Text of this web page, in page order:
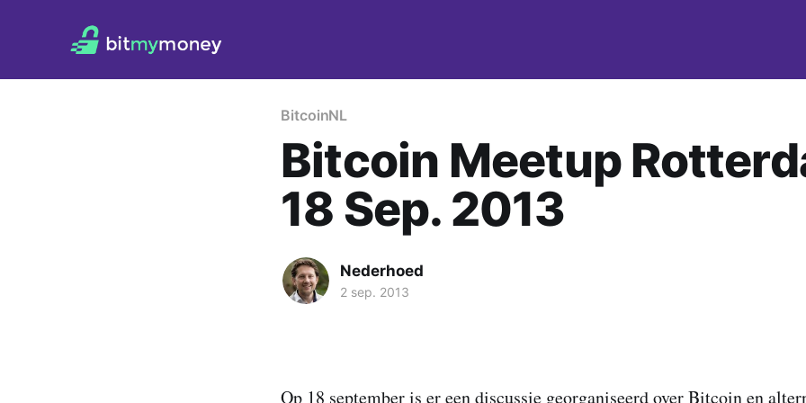
BitcoinNL
Bitcoin Meetup
18 Sep. 2013
Nederhoed
2 sep. 2013
Op 18 september is er een discussie georganiseerd over Bitcoin en